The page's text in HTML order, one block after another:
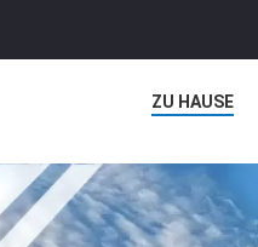
ZU HAUSE